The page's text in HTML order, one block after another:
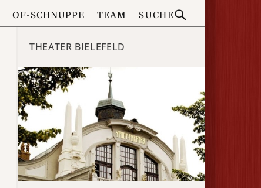
OF-SCHNUPPE TEAM SUCHE
THEATER BIELEFELD